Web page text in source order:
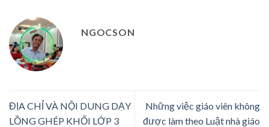
NGOCSON
ĐỊA CHỈ VÀ NỘI DUNG DẠY
LỒNG GHÉP KHỐI LỚP 3
Những việc giáo viên không
được làm theo Luật nhà giáo